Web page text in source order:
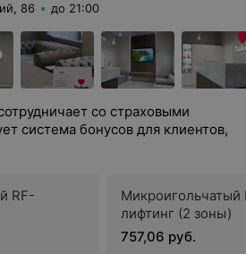
86 до 21:00
со страховыми
система бонусов для клиентов,
RF-
Микроигольчатый
лифтинг (2 зоны)
757,06 руб.